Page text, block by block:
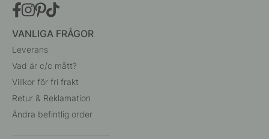
VANLIGA FRÅGOR
Leverans
Vad är c/c mått?
Villkor för fri frakt
Retur & Reklamation
Ändra befintlig order